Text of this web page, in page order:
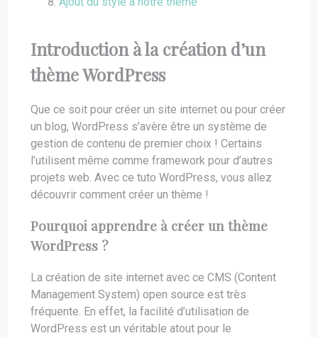
Introduction à la création d’un
thème WordPress
Que ce soit pour créer un site internet ou pour créer
un blog, WordPress s’avère être un système de
gestion de contenu de premier choix ! Certains
l’utilisent même comme framework pour d’autres
projets web. Avec ce tuto WordPress, vous allez
découvrir comment créer un thème !
Pourquoi apprendre à créer un thème
WordPress ?
La création de site internet avec ce CMS (Content
Management System) open source est très
fréquente. En effet, la facilité d’utilisation de
WordPress est un véritable atout pour le